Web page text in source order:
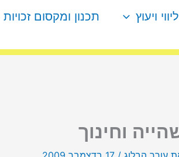
ויעוץ תכנון ומקסום
וחינוך